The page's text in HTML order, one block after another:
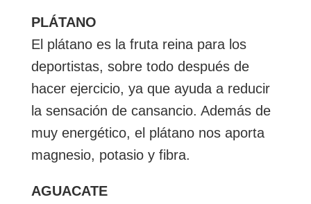
PLÁTANO
El plátano es la fruta reina para los
deportistas, sobre todo después de
hacer ejercicio, ya que ayuda a reducir
la sensación de cansancio. Además de
muy energético, el plátano nos aporta
magnesio, potasio y fibra.
AGUACATE